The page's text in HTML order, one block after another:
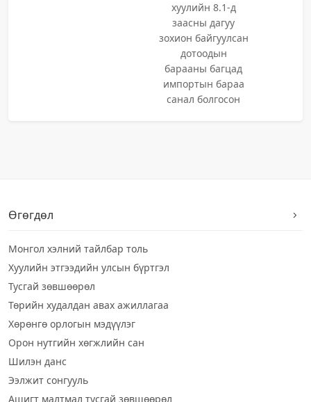
хуулийн 8.1-д
заасны дагуу
зохион байгуулсан
дотоодын
барааны багцад
импортын бараа
санал болгосон
Өгөгдөл
Монгол хэлний тайлбар толь
Хуулийн этгээдийн улсын бүртгэл
Тусгай зөвшөөрөл
Төрийн худалдан авах ажиллагаа
Хөрөнгө орлогын мэдүүлэг
Орон нутгийн хөгжлийн сан
Шилэн данс
Ээлжит сонгууль
Ашигт малтмал тусгай зөвшөөрөл